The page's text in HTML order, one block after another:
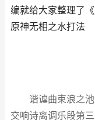
编就给大家整理了
原神无相之水打法
谐谑曲束浪之
交响诗离调乐段第